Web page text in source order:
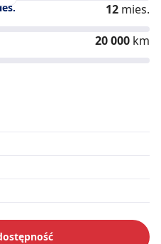
12 mies.
20 000 km